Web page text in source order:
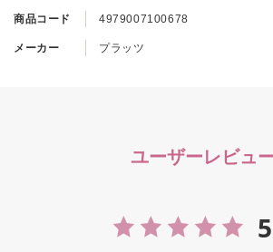
商品コード 4979007100678
メーカー プラッツ
ユーザーレビュ